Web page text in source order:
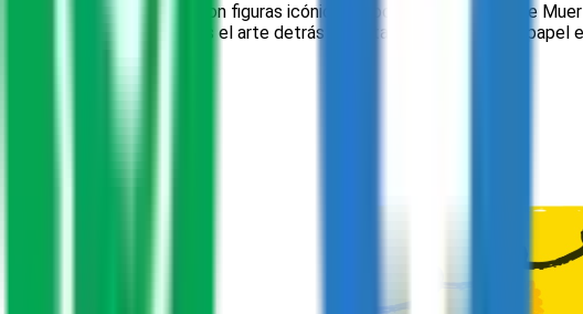
Las calaveras y catrinas son figuras icónicas asociadas con el Día de
humorístico. Exploraremos el arte detrás de estas creaciones y su papel